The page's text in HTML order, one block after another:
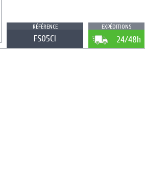
RÉFÉRENCE
FS05CI
EXPÉDITIONS
24/48h